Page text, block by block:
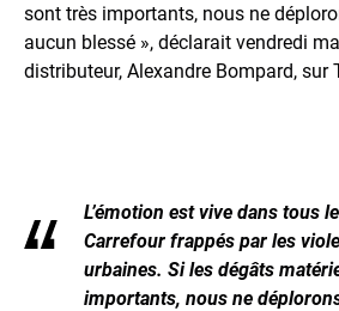
sont très importants, nous ne
aucun blessé », déclarait vendredi
distributeur, Alexandre Bompard, sur
L’émotion est vive dans tous
Carrefour frappés par les
urbaines. Si les dégâts
importants, nous ne